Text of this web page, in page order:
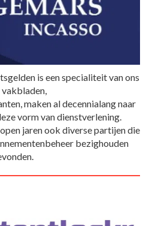
is een specialiteit van ons
vakbladen,
maken al decennialang naar
vorm van dienstverlening.
jaren ook diverse partijen die
bezighouden